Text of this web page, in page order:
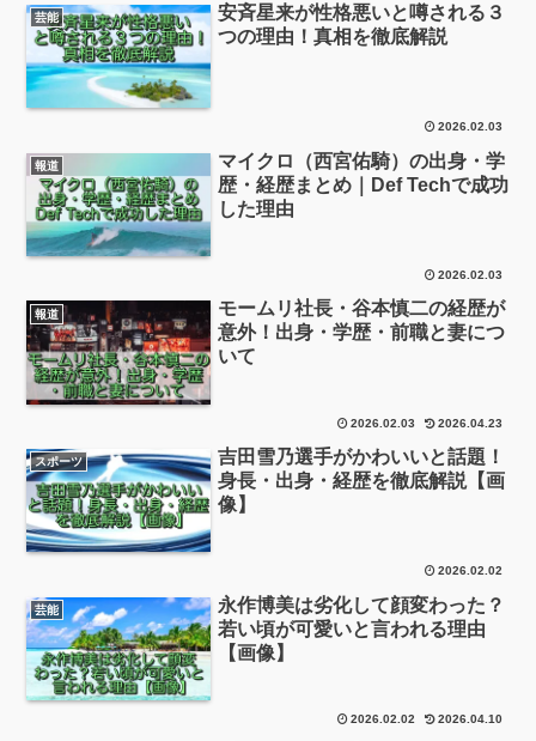
芸能
安斉星来が性格悪いと噂される３
つの理由！真相を徹底解説
2026.02.03
報道
マイクロ（西宮佑騎）の出身・学
歴・経歴まとめ｜Def Techで成功
した理由
2026.02.03
報道
モームリ社長・谷本慎二の経歴が
意外！出身・学歴・前職と妻につ
いて
2026.02.03 2026.04.23
スポーツ
吉田雪乃選手がかわいいと話題！
身長・出身・経歴を徹底解説【画
像】
2026.02.02
芸能
永作博美は劣化して顔変わった？
若い頃が可愛いと言われる理由
【画像】
2026.02.02 2026.04.10